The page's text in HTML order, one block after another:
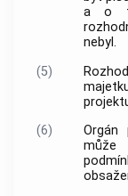
a o
nebyl.
(5)
(6)
Orgán
může